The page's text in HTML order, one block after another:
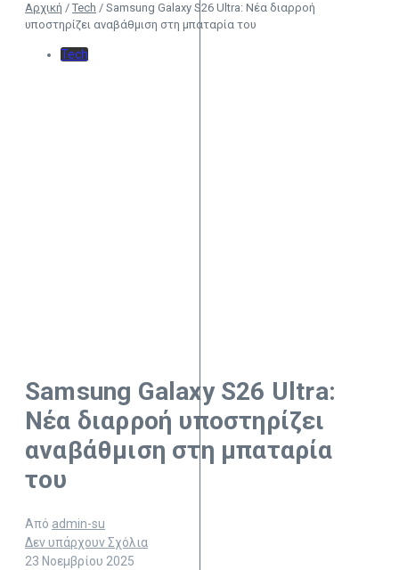
Αρχική / Tech / Samsung Galaxy S26 Ultra: Νέα διαρροή
υποστηρίζει αναβάθμιση στη μπαταρία του
Tech
Samsung Galaxy S26 Ultra:
Νέα διαρροή υποστηρίζει
αναβάθμιση στη μπαταρία
του
Από admin-su
Δεν υπάρχουν Σχόλια
23 Νοεμβρίου 2025